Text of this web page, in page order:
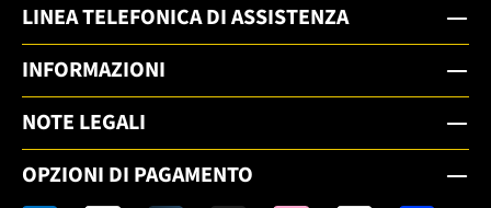
LINEA TELEFONICA DI ASSISTENZA
INFORMAZIONI
NOTE LEGALI
OPZIONI DI PAGAMENTO